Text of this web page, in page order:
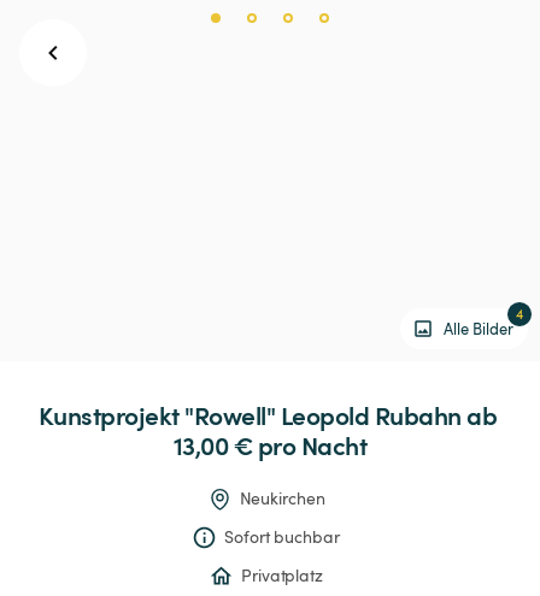
Alle Bilder
4
Kunstprojekt"Rowell" Leopold Rubahn ab
13,00 € pro Nacht
Neukirchen
Sofort buchbar
Privatplatz